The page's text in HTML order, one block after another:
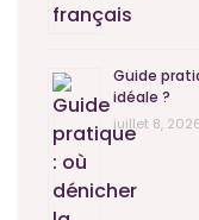
Guide
idéale ?
juillet 8,